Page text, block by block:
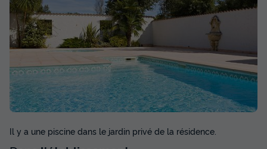
Il y a une piscine dans le jardin privé de la résidence.